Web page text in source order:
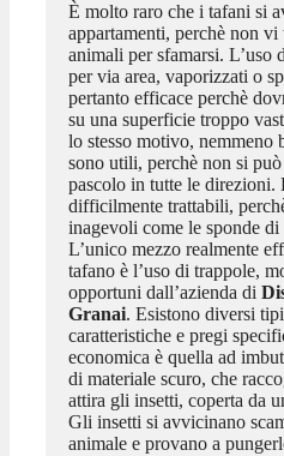
È molto raro che i tafani si
appartamenti, perchè non
animali per sfamarsi. L’uso
per via area, vaporizzati o
pertanto efficace perchè
su una superficie troppo
lo stesso motivo, nemmeno
sono utili, perchè non si
pascolo in tutte le direzioni.
difficilmente trattabili,
inagevoli come le sponde
L’unico mezzo realmente
tafano è l’uso di trappole,
opportuni dall’azienda di
Granai. Esistono diversi
caratteristiche e pregi
economica è quella ad
di materiale scuro, che
attira gli insetti, coperta da
Gli insetti si avvicinano
animale e provano a